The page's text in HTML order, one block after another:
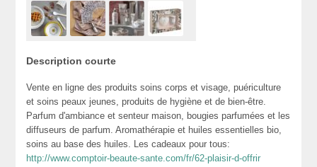
Description courte
Vente en ligne des produits soins corps et visage, puériculture
et soins peaux jeunes, produits de hygiène et de bien-être.
Parfum d'ambiance et senteur maison, bougies parfumées et les
diffuseurs de parfum. Aromathérapie et huiles essentielles bio,
soins au base des huiles. Les cadeaux pour tous:
http://www.comptoir-beaute-sante.com/fr/62-plaisir-d-offrir